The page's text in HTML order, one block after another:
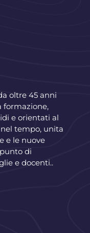
oltre 45 anni
formazione,
e orientati al
tempo, unita
e le nuove
di
e docenti..